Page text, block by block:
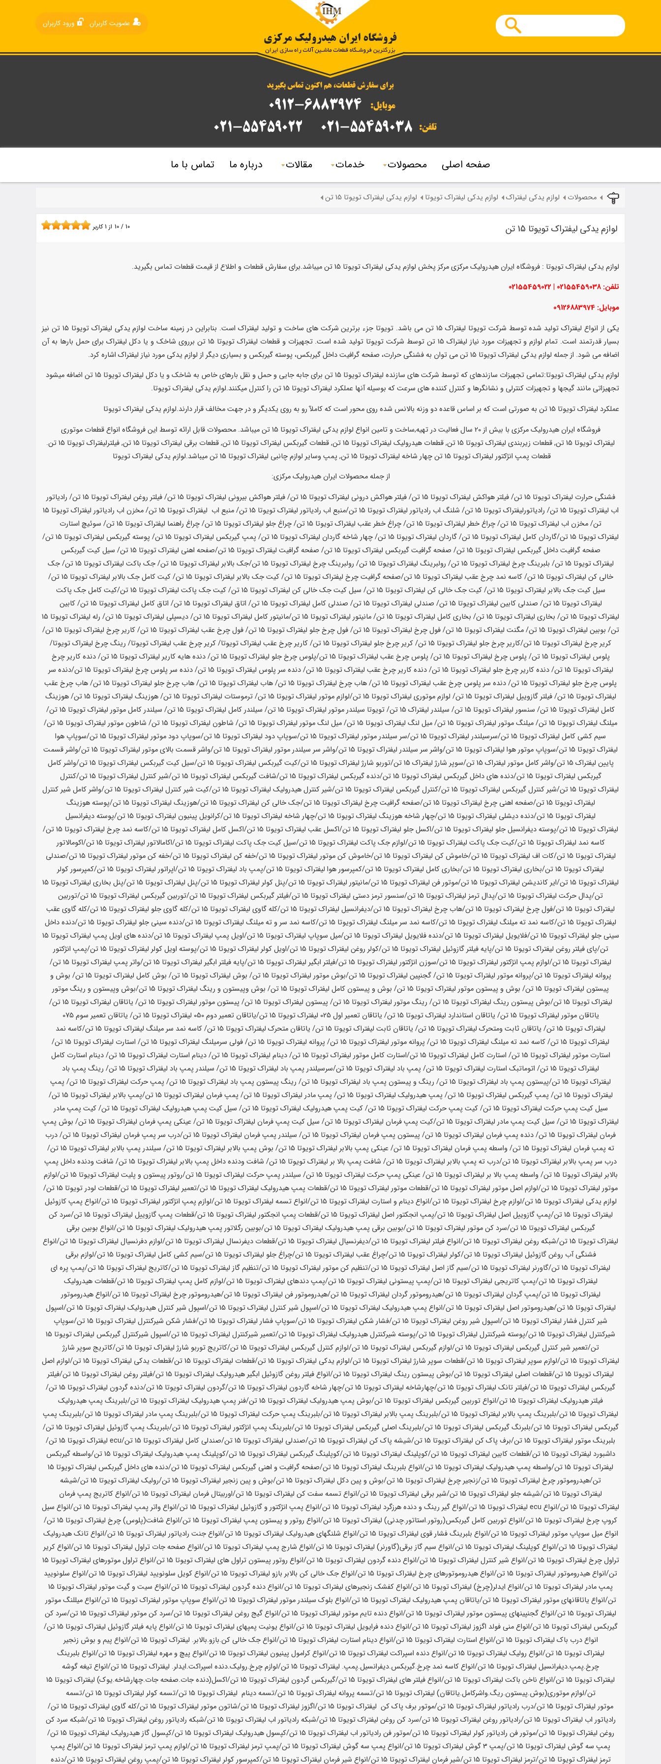
ورود کاربران عضویت کاربران
صفحه اصلی محصولات خدمات مقالات درباره ما تماس با ما
محصولات لوازم یدکی لیفتراک لوازم یدکی لیفتراک تویوتا لوازم یدکی لیفتراک تویوتا 15 تن
لوازم یدکی لیفتراک تویوتا 15 تن 10 / 10 از 1کاربر
لوازم یدکی لیفتراک تویوتا : فروشگاه ایران هیدرولیک مرکزی مرکز پخش لوازم یدکی لیفتراک تویوتا 15 تن میباشد.برای سفارش قطعات و اطلاع از قیمت قطعات تماس بگیرید.
تلفن: 02155459038 | 02155459022
موبایل: 09126883974
یکی از انواع لیفتراک تولید شده توسط شرکت تویوتا لیفتراک 15 تن می باشد. تویوتا جزء برترین شرکت های ساخت و تولید لیفتراک است. بنابراین در زمینه ساخت لوازم یدکی لیفتراک تویوتا 15 تن نیز
بسیار قدرتمند است. تمام لوازم و تجهیزات مورد نیاز لیفتراک 15 تن توسط شرکت تویوتا تولید شده است. تجهیزات و قطعات لیفتراک تویوتا 15 تن برروی شاخک و یا دکل لیفتراک برای حمل بارها به آن
اضافه می شود. از جمله لوازم یدکی لیفتراک تویوتا 15 تن می توان به فشنگی حرارت، صفحه گرافیت داخل گیربکس، پوسته گیربکس و بسیاری دیگر از لوازم یدکی مورد نیاز لیفتراک اشاره کرد.
لوازم یدکی لیفتراک تویوتا:تمامی تجهیزات سازندهای که توسط شرکت های سازنده لیفتراک تویوتا 15 تن برای جابه جایی و حمل و نقل بارهای خاص به شاخک و یا دکل لیفتراک تویوتا 15 تن اضافه میشود
تجهیزاتی مانند گیجها و تجهیزات کنترلی و نشانگرها و کنترل کننده های سرعت که بوسیله آنها عملکرد لیفتراک تویوتا 15 تن را کنترل میکنند.لوازم یدکی لیفتراک تویوتا.
عملکرد لیفتراک تویوتا 15 تن به صورتی است که بر اساس قاعده دو وزنه بالانس شده روی محور است که کاملآ رو به روی یکدیگر و در جهت مخالف قرار دارند.لوازم یدکی لیفتراک تویوتا
فروشگاه ایران هیدرولیک مرکزی با بیش از 20 سال فعالیت در تهیه,ساخت و تامین انواع لوازم یدکی لیفتراک تویوتا 15 تن میباشد. محصولات قابل ارائه توسط این فروشگاه انواع قطعات موتوری
لیفتراک تویوتا 15 تن, قطعات زیربندی لیفتراک تویوتا 15 تن, قطعات هیدرولیک لیفتراک تویوتا 15 تن, قطعات گیربکس لیفتراک تویوتا 15 تن, قطعات برقی لیفتراک تویوتا 15 تن, فیلترلیفتراک تویوتا 15 تن.
قطعات پمپ انژکتور لیفتراک تویوتا 15 تن چهار شاخه لیفتراک تویوتا 15 تن, پمپ وسایر لوازم چانبی لیفتراک تویوتا 15 تن میباشد.لوازم یدکی لیفتراک تویوتا
از جمله محصولات ایران هیدرولیک مرکزی:
فشنگی حرارت لیفتراک تویوتا 15 تن/ فیلتر هواکش لیفتراک تویوتا
15 تن / فیلتر هواکش درونی لیفتراک تویوتا 15 تن / فیلتر هواکش بیرونی لیفتراک تویوتا 15 تن / فیلتر روغن لیفتراک تویوتا 15 تن
/ رادیاتور
اب لیفتراک تویوتا 15 تن / رادیاتورلیفتراک تویوتا 15 تن / شلنگ اب رادیاتور لیفتراک تویوتا 15 تن /منبع اب رادیاتور لیفتراک تویوتا 15 تن / منبع اب لیفتراک تویوتا 15 تن / مخزن اب رادیاتور لیفتراک تویوتا 15
تن/ مخزن اب لیفتراک تویوتا / چراغ خطر لیفتراک تویوتا / چراغ خطر عقب لیفتراک تویوتا / چراغ جلو لیفتراک تویوتا / چراغ راهنما لیفتراک تویوتا
/ سوئیچ استارت
لیفتراک تویوتا
/گاردان کامل لیفتراک تویوتا / گاردان لیفتراک تویوتا / چهار شاخه گاردان لیفتراک تویوتا / پمپ گیربکس لیفتراک تویوتا / پوسته گیربکس لیفتراک تویوتا
/
صفحه گرافیت داخل گیربکس لیفتراک تویوتا 15 تن / صفحه گرافیت گیربکس لیفتراک تویوتا 15 تن / صفحه گرافیت لیفتراک تویوتا 15 تن /صفحه اهنی لیفتراک تویوتا 15 تن
/ سیل کیت گیربکس
لیفتراک تویوتا 15 تن / بلبرینگ چرخ لیفتراک تویوتا 15 تن / رولبرینگ لیفتراک تویوتا 15 تن / رولبرینگ چرخ لیفتراک تویوتا 15 تن /جک بالابر لیفتراک تویوتا 15 تن / جک باکت لیفتراک تویوتا 15 تن
/ جک
خالی کن لیفتراک تویوتا 15 تن / کاسه نمد چرخ عقب لیفتراک تویوتا 15 تن /صفحه گرافیت چرخ لیفتراک تویوتا 15 تن / کیت جک بالابر لیفتراک تویوتا 15 تن / کیت کامل جک بالابر لیفتراک تویوتا 15 تن
/
سیل کیت جک بالابر لیفتراک تویوتا 15 تن / کیت جک خالی کن لیفتراک تویوتا 15 تن / سیل کیت جک خالی کن لیفتراک تویوتا 15 تن / کیت جک پاکت لیفتراک تویوتا 15 تن
/کیت کامل جک پاکت
لیفتراک تویوتا 15 تن / صندلی کابین لیفتراک تویوتا 15 تن / صندلی لیفتراک تویوتا 15 تن / صندلی کامل لیفتراک تویوتا 15 تن / اتاق لیفتراک تویوتا 15 تن / اتاق کامل لیفتراک تویوتا 15 تن
/ کابین
لیفتراک تویوتا
/ بخاری لیفتراک تویوتا / بخاری کامل لیفتراک تویوتا / مانیتور لیفتراک تویوتا /مانیتور کامل لیفتراک تویوتا / دیسپلی لیفتراک تویوتا / رله لیفتراک تویوتا 15
تن/ بوبین لیفتراک تویوتا 15 تن / مگنت لیفتراک تویوتا 15 تن / فول چرخ لیفتراک تویوتا 15 تن / فول چرخ جلو لیفتراک تویوتا 15 تن / فول چرخ عقب لیفتراک تویوتا 15 تن / کاریر چرخ لیفتراک تویوتا 15 تن
/
کریر چرخ لیفتراک تویوتا
/کاریر چرخ جلو لیفتراک تویوتا / کریر چرخ جلو لیفتراک تویوتا
/ کاریر چرخ عقب لیفتراک تویوتا/ کریر چرخ عقب لیفتراک تویوتا/ رینگ چرخ لیفتراک تویوتا/
پلوس لیفتراک تویوتا 15 تن / پلوس چرخ لیفتراک تویوتا 15 تن / پلوس چرخ عقب لیفتراک تویوتا 15 تن /پلوس چرخ جلو لیفتراک تویوتا 15 تن / دنده هایه کاریر لیفتراک تویوتا 15 تن
/ دنده کاریر چرخ
لیفتراک تویوتا 15 تن / دنده کاریر چرخ جلو لیفتراک تویوتا 15 تن / دنده کاریر چرخ عقب لیفتراک تویوتا 15 تن / دنده سر پلوس لیفتراک تویوتا 15 تن / دنده سر پلوس چرخ لیفتراک تویوتا 15 تن
/دنده سر
پلوس چرخ جلو لیفتراک تویوتا
/ دنده سر پلوس چرخ عقب لیفتراک تویوتا / هاب چرخ لیفتراک تویوتا / هاب لیفتراک تویوتا / هاب چرخ جلو لیفتراک تویوتا
/ هاب چرخ عقب
لیفتراک تویوتا 15 تن / فیلتر گازوییل لیفتراک تویوتا 15 تن / لوازم موتوری لیفتراک تویوتا 15 تن /لوازم موتور لیفتراک تویوتا 15 تن / ترموستات لیفتراک تویوتا 15 تن / هوزینگ لیفتراک تویوتا 15 تن
/ هوزینگ
کامل لیفتراک تویوتا
/ سنسور لیفتراک تویوتا / سیلندر لیفتراک15 تن / تویوتا سیلندر موتور لیفتراک تویوتا / سیلندر کامل لیفتراک تویوتا / سیلندر کامل موتور لیفتراک تویوتا
/
میلنگ لیفتراک تویوتا
/ میلنگ موتور لیفتراک تویوتا / میل لنگ لیفتراک تویوتا / میل لنگ موتور لیفتراک تویوتا / شاطون لیفتراک تویوتا / شاطون موتور لیفتراک تویوتا
/
سیم کشی کامل لیفتراک تویوتا
/سرسیلندر لیفتراک تویوتا /سر سیلندر موتور لیفتراک تویوتا /سوپاپ دود لیفتراک تویوتا /سوپاپ دود موتور لیفتراک تویوتا
/سوپاپ هوا
لیفتراک تویوتا
/سوپاپ موتور هوا لیفتراک تویوتا /واشر سر سیلندر لیفتراک تویوتا /واشر سر سیلندر موتور لیفتراک تویوتا /واشر قسمت بالای موتور لیفتراک تویوتا
/واشر قسمت
پایین لیفتراک15 تن /واشر کامل موتور لیفتراک15 تن /سوپر شارژ لیفتراک15 تن /توربو شارژ لیفتراک تویوتا 15 تن /کیت گیربکس لیفتراک تویوتا 15 تن /سیل کیت گیربکس لیفتراک تویوتا 15 تن
/واشر کامل
گیربکس لیفتراک تویوتا 15 تن /دنده های داخل گیربکس لیفتراک تویوتا 15 تن /دنده گیربکس لیفتراک تویوتا 15 تن /شافت گیربکس لیفتراک تویوتا 15 تن /شیر کنترل لیفتراک تویوتا 15 تن
/کنترل
لیفتراک تویوتا
/شیر کنترل گیربکس لیفتراک تویوتا /کنترل گیربکس لیفتراک تویوتا /شیر کنترل هیدرولیک لیفتراک تویوتا /کیت شیر کنترل لیفتراک تویوتا
/واشر کامل شیر کنترل
لیفتراک تویوتا 15 تن /صفحه اهنی چرخ لیفتراک تویوتا 15 تن /صفحه گرافیت چرخ لیفتراک تویوتا 15 تن /جک خالی کن لیفتراک تویوتا 15 تن /هوزینگ لیفتراک تویوتا 15 تن
/پوسته هوزینگ
لیفتراک تویوتا
/دنده دیشلی لیفتراک تویوتا /چهار شاخه هوزینگ لیفتراک تویوتا /چهار شاخه لیفتراک تویوتا /کرانویل پینیون لیفتراک تویوتا
/پوسته دیفرانسیل
لیفتراک تویوتا
/پوسته دیفرانسیل جلو لیفتراک تویوتا /اکسل جلو لیفتراک تویوتا /اکسل عقب لیفتراک تویوتا /اکسل کامل لیفتراک تویوتا /کاسه نمد چرخ لیفتراک تویوتا
/
کاسه نمد لیفتراک تویوتا 15 تن /کیت جک پاکت لیفتراک تویوتا 15 تن /لوازم جک پاکت لیفتراک تویوتا 15 تن /سیل کیت جک پاکت لیفتراک تویوتا 15 تن /اکامالاتور لیفتراک تویوتا 15 تن
/اکومالاتور
لیفتراک تویوتا 15 تن /کات اف لیفتراک تویوتا 15 تن /خاموش کن لیفتراک تویوتا 15 تن /خاموش کن موتور لیفتراک تویوتا 15 تن /خفه کن لیفتراک تویوتا 15 تن /خفه کن موتور لیفتراک تویوتا 15 تن
/صندلی
لیفتراک تویوتا
/بخاری لیفتراک تویوتا /بخاری کامل لیفتراک تویوتا /کمپرسور هوا لیفتراک تویوتا /پمپ باد لیفتراک تویوتا /اپراتور لیفتراک تویوتا
/کمپرسور کولر
لیفتراک تویوتا
/ایر کاندیشن لیفتراک تویوتا /موتور فن لیفتراک تویوتا /مانیتور لیفتراک تویوتا /پنل کولر لیفتراک تویوتا /پنل لیفتراک تویوتا /پنل بخاری لیفتراک تویوتا 15
تن/پدال حرکت لیفتراک تویوتا /پدال ترمز لیفتراک تویوتا /سنسور ترمز دستی لیفتراک تویوتا /فیلتر گیربکس لیفتراک تویوتا /توربین گیربکس لیفتراک تویوتا
/توربین
لیفتراک تویوتا
/فول چرخ لیفتراک تویوتا /هاب چرخ لیفتراک تویوتا /دیفرانسیل لیفتراک تویوتا /کله گاوی لیفتراک تویوتا /کله گاوی جلو لیفتراک تویوتا
/کله گاوی عقب
لیفتراک تویوتا
/کاسه نمد ته میلنگ لیفتراک تویوتا /کاسه نمد سر میلنگ لیفتراک تویوتا /کاسه نمد سر و ته میلنگ لیفتراک تویوتا /دنده سینی جلو لیفتراک تویوتا
/دنده داخل
سینی جلو لیفتراک تویوتا 15 تن /فلایویل لیفتراک تویوتا 15 تن /دنده فلایویل لیفتراک تویوتا 15 تن /میل سوپاپ لیفتراک تویوتا 15 تن /اویل پمپ لیفتراک تویوتا 15 تن /دنده های اویل پمپ لیفتراک تویوتا 15
تن/پای فیلتر روغن لیفتراک تویوتا 15 تن /پایه فیلتر گازوئیل لیفتراک تویوتا 15 تن /کولر روغن لیفتراک تویوتا 15 تن /اویل کولر لیفتراک تویوتا 15 تن /پوسته اویل کولر لیفتراک تویوتا 15 تن
/پمپ انژکتور
لیفتراک تویوتا
/لوازم پمپ انژکتور لیفتراک تویوتا /سوزن انژکتور لیفتراک تویوتا /فیلتر ابگیر لیفتراک تویوتا /پایه فیلتر ابگیر لیفتراک تویوتا /واتر پمپ لیفتراک تویوتا
/
پروانه لیفتراک تویوتا 15 تن/ پروانه موتور لیفتراک تویوتا 15 تن / گجنپین لیفتراک تویوتا 15 تن /بوش موتور لیفتراک تویوتا 15 تن / بوش لیفتراک تویوتا 15 تن / بوش کامل لیفتراک تویوتا 15 تن
/ بوش و
پیستون لیفتراک تویوتا
/ بوش و پیستون موتور لیفتراک تویوتا / بوش و پیستون کامل لیفتراک تویوتا / بوش وپیستون و رینگ لیفتراک تویوتا
/بوش وپیستون و رینگ موتور
لیفتراک تویوتا 15 تن /بوش پیستون رینگ لیفتراک تویوتا 15 تن / رینگ موتور لیفتراک تویوتا 15 تن / پیستون لیفتراک تویوتا 15 تن / پیستون موتور لیفتراک تویوتا 15 تن / یاتاقان لیفتراک تویوتا 15 تن
/
یاتاقان موتور لیفتراک تویوتا 15 تن / یاتاقان استاندارد لیفتراک تویوتا 15 تن / یاتاقان تعمیر اول 025 لیفتراک تویوتا 15 تن /یاتاقان تعمیر دوم 050 لیفتراک تویوتا 15 تن
/ یاتاقان تعمیر سوم 075
لیفتراک تویوتا
/ یاتاقان ثابت ومتحرک لیفتراک تویوتا / یاتاقان ثابت لیفتراک تویوتا / یاتاقان متحرک لیفتراک تویوتا / کاسه نمد سر میلنگ لیفتراک تویوتا
/کاسه نمد
لیفتراک تویوتا
/ کاسه نمد ته میلنگ لیفتراک تویوتا / پروانه موتور لیفتراک تویوتا / پروانه لیفتراک تویوتا / فولی سرمیلنگ لیفتراک تویوتا / استارت لیفتراک تویوتا
/
استارت موتور لیفتراک تویوتا 15 تن / استارت کامل لیفتراک تویوتا 15 تن /استارت کامل موتور لیفتراک تویوتا 15 تن / دینام لیفتراک تویوتا 15 تن / دینام استارت لیفتراک تویوتا 15 تن
/ دینام استارت کامل
لیفتراک تویوتا
/ اتوماتبک استارت لیفتراک تویوتا / پمپ باد لیفتراک تویوتا /سرسیلندر پمپ باد لیفتراک تویوتا / سیلندر پمپ باد لیفتراک تویوتا
/ رینگ پمپ باد
لیفتراک تویوتا
/پیستون پمپ باد لیفتراک تویوتا / رینگ و پیستون پمپ باد لیفتراک تویوتا / رینگ پیستون پمپ باد لیفتراک تویوتا / پمپ حرکت لیفتراک تویوتا
/ پمپ
لیفتراک تویوتا 15 تن / پمپ گیربکس لیفتراک تویوتا 15 تن / پمپ هیدرولیک لیفتراک تویوتا 15 تن / پمپ مادر لیفتراک تویوتا 15 تن / پمپ فرمان لیفتراک تویوتا 15 تن /پمپ بالابر لیفتراک تویوتا 15 تن
/
سیل کیت پمپ حرکت لیفتراک تویوتا 15 تن / کیت پمپ حرکت لیفتراک تویوتا 15 تن / کیت پمپ هیدرولیک لیفتراک تویوتا 15 تن / سیل کیت پمپ هیدرولیک لیفتراک تویوتا 15 تن
/ کیت پمپ مادر
لیفتراک تویوتا
/ سیل کیت پمپ مادر لیفتراک تویوتا /کیت پمپ فرمان لیفتراک تویوتا / سیل کیت پمپ فرمان لیفتراک تویوتا / عینکی پمپ فرمان لیفتراک تویوتا
/ بوش پمپ
فرمان لیفتراک تویوتا
/ دنده پمپ فرمان لیفتراک تویوتا / پیستون پمپ فرمان لیفتراک تویوتا / سیلندر پمپ فرمان لیفتراک تویوتا /درب سر پمپ فرمان لیفتراک تویوتا
/ درب
ته پمپ فرمان لیفتراک تویوتا 15 تن / واسطه پمپ فرمان لیفتراک تویوتا 15 تن / عینکی پمپ بالابر لیفتراک تویوتا 15 تن / بوش پمپ بالابر لیفتراک تویوتا 15 تن / سیلندر پمپ بالابر لیفتراک تویوتا 15 تن
/
درب سر پمپ بالابر لیفتراک تویوتا
/درب ته پمپ بالابر لیفتراک تویوتا / شافت پمپ بالا بر لیفتراک تویوتا / شافت ودنده داخل پمپ بالابر لیفتراک تویوتا
/ شافت ودنده داخل پمپ
بالابر لیفتراک تویوتا 15 تن / واسطه پمپ بالا بر لیفتراک تویوتا 15 تن / عینکی پمپ حرکت لیفتراک تویوتا 15 تن / سیلندر پمپ حرکت لیفتراک تویوتا 15 تن /روتور پیستون و پلیت لیفتراک تویوتا 15 تن
/لوازم
موتور لیفتراک تویوتا
/لوازم اصل موتور لیفتراک تویوتا /قطعات موتور لیفتراک تویوتا /قطعات پمپ هیدرولیک لیفتراک تویوتا /تعمیر لیفتراک تویوتا /قطعات لودر تویوتا
/
لوازم یدکی لیفتراک تویوتا 15 تن /لوازم چرخ لیفتراک تویوتا 15 تن /انواع دینام و استارت لیفتراک تویوتا 15 تن /انواع تسمه لیفتراک تویوتا 15 تن /لوازم پمپ انژکتور لیفتراک تویوتا 15 تن
/انواع پمپ کازوئیل
لیفتراک تویوتا 15 تن /پمپ گازوییل اصل لیفتراک تویوتا 15 تن /پمپ انجکتور اصل لیفتراک تویوتا 15 تن /قطعات پمپ انجکتور لیفتراک تویوتا 15 تن /قطعات پمپ گازوییل لیفتراک تویوتا 15 تن
/سرد کن
گیربکس لیفتراک تویوتا 15 تن /سرد کن موتور لیفتراک تویوتا 15 تن /بوبین برقی پمپ هیدرولیک لیفتراک تویوتا 15 تن /بوبین رگلاتور پمپ هیدرولیک لیفتراک تویوتا 15 تن
/انواع بوبین برقی
لیفتراک تویوتا
/شبکه روغن لیفتراک تویوتا /انواع فیلتر لیفتراک تویوتا /دیفرنسیال لیفتراک تویوتا /قطعات دیفرنسال لیفتراک تویوتا /لوازم دفرنسیال لیفتراک تویوتا
/انواع
فشنگی آب روغن گازوئیل لیفتراک تویوتا 15 تن /کولر لیفتراک تویوتا 15 تن /چراغ عقب لیفتراک تویوتا 15 تن /چراغ جلو لیفتراک تویوتا 15 تن /سیم کشی کامل لیفتراک تویوتا 15 تن
/لوازم برقی
لیفتراک تویوتا
/گاورنر لیفتراک تویوتا /سیم گاز اصل لیفتراک تویوتا /تنظیم کن موتور لیفتراک تویوتا /تنظیم گاز لیفتراک تویوتا /کاتریج لیفتراک تویوتا
/پمپ پره ای
لیفتراک تویوتا 15 تن /پمپ کاتریجی لیفتراک تویوتا 15 تن /پمپ پیستونی لیفتراک تویوتا 15 تن /پمپ دندهای لیفتراک تویوتا 15 تن /لوازم کامل پمپ لیفتراک تویوتا 15 تن
/قطعات هیدرولیک
لیفتراک تویوتا 15 تن /پمپ گردان لیفتراک تویوتا 15 تن /هیدروموتور گردان لیفتراک تویوتا 15 تن /هیدروموتور فن لیفتراک تویوتا 15 تن /هیدروموتور چرخ لیفتراک تویوتا 15 تن
/انواع هیدروموتور
لیفتراک تویوتا 15 تن /هیدروموتور اصل لیفتراک تویوتا 15 تن /انواع پمپ هیدرولیک لیفتراک تویوتا 15 تن /اسپول شیر کنترل لیفتراک تویوتا 15 تن /اسپول شیر کنترل هیدرولیک لیفتراک تویوتا 15 تن
/اسپول
شیر کنترل فشار لیفتراک تویوتا
/اسپول شیر روغن لیفتراک تویوتا /فشار شکن لیفتراک تویوتا /سوپاپ فشار لیفتراک تویوتا /فشار شکن شیرکنترل لیفتراک تویوتا
/سوپاپ
شیرکنترل لیفتراک تویوتا
/پوسته شیرکنترل لیفتراک تویوتا /پوسته شیرکنترل هیدرولیک لیفتراک تویوتا /تعمیر شیرکنترل لیفتراک تویوتا /اسپول شیرکنترل گیربکس لیفتراک تویوتا 15
تن/تعمیر شیر کنترل گیربکس لیفتراک تویوتا 15 تن /لوازم گیربکس لیفتراک تویوتا 15 تن /لوازم کنترل گیربکس لیفتراک تویوتا 15 تن /کاتریج توربو شارژ لیفتراک تویوتا 15 تن
/کاتریج سوپر شارژ
لیفتراک تویوتا
/لوازم سوپر لیفتراک تویوتا /قطعات سوپر شارژ لیفتراک تویوتا /لوازم یدکی لیفتراک تویوتا /قطعات لیفتراک تویوتا /قطعات یدکی لیفتراک تویوتا
/لوازم اصل
لیفتراک تویوتا
/قطعات اصلی لیفتراک تویوتا /بوش پیستون رینگ لیفتراک تویوتا /انواع فیلتر روغن گازوئیل ابگیر هیدرولیک لیفتراک تویوتا /فیلتر روغن لیفتراک تویوتا
/فیلتر
گیربکس لیفتراک تویوتا
/فیلتر تانک لیفتراک تویوتا /چهارشاخه لیفتراک تویوتا /چهار شاخه گاردون لیفتراک تویوتا /گردون لیفتراک تویوتا /دنده گردون لیفتراک تویوتا
/
فیلتر هیدرولیک لیفتراک تویوتا
/انواع توربین گیربکس لیفتراک تویوتا /بوش پمپ هیدرولیک لیفتراک تویوتا /فنر پمپ هیدرولیک لیفتراک تویوتا
/بلبرینگ پمپ هیدرولیک
لیفتراک تویوتا
/بلبرینگ پمپ بالابر لیفتراک تویوتا /بلبرینگ پمپ بالابر لیفتراک تویوتا /بلبرینگ پمپ حرکت لیفتراک تویوتا /بلبرینگ پمپ مادر لیفتراک تویوتا
/بلبرینگ پمپ
گیربکس لیفتراک تویوتا 15 تن /بلبرنگ گیربکس لیفتراک تویوتا 15 تن /بلبرینگ اصلی گیربکس لیفتراک تویوتا 15 تن /بلبرینگ پمپ انژکتور لیفتراک تویوتا 15 تن /بلبرینگ پمپ گازوئیل لیفتراک تویوتا 15 تن
/
بلبرینگ موتور لیفتراک تویوتا
/برف پاک کن لیفتراک تویوتا /شیشه پاک کن لیفتراک تویوتا /صندلی لیفتراک تویوتا /صندلی کامل لیفتراک تویوتا /ecu لیفتراک تویوتا
/
داشبورد لیفتراک تویوتا 15 تن /قطعات کابین لیفتراک تویوتا 15 تن /کوپلینگ لیفتراک تویوتا 15 تن /کوپلینگ گیربکس لیفتراک تویوتا 15 تن /کوپلینگ پمپ هیدرولیک لیفتراک تویوتا 15 تن
/واسطه گیربکس
لیفتراک تویوتا
/واسطه پمپ هیدرولیک لیفتراک تویوتا /انواع بلبرینگ لیفتراک تویوتا /صفحه گرافیت و اهنی گیربکس لیفتراک تویوتا /دنده های داخل گیربکس لیفتراک تویوتا 15
تن/هیدروموتور چرخ لیفتراک تویوتا /زنجیر چرخ لیفتراک تویوتا /بوش و پین دکل لیفتراک تویوتا /بوش و پین زنجیر لیفتراک تویوتا /رولیک لیفتراک تویوتا
/شیشه
لیفتراک تویوتا
/شیشه جلو لیفتراک تویوتا /شیر برقی لیفتراک تویوتا /انواع تسمه سفت کن لیفتراک تویوتا /اوربیتال فرمان لیفتراک تویوتا
/انواع کاتریج پمپ فرمان
لیفتراک تویوتا
/انواع ecu لیفتراک تویوتا /انواع گیر رینگ و دنده هرزگرد لیفتراک تویوتا /انواع پمپ انژکتور و گازوئیل لیفتراک تویوتا /انواع واتر پمپ لیفتراک تویوتا
/انواع سیل
کروپ چرخ لیفتراک تویوتا
/انواع توربین کامل گیربکس(روتور.استاتور.چدنی) لیفتراک تویوتا /انواع روتور و پیستون پمپ لیفتراک تویوتا /انواع شافت(پلوس) چرخ لیفتراک تویوتا
/
انواع میل سوپاپ موتور لیفتراک تویوتا 15 تن /انواع بلبرینگ فشار قوی لیفتراک تویوتا 15 تن /انواع شلنگهای هیدرولیک لیفتراک تویوتا 15 تن /انواع جنت رادیاتور لیفتراک تویوتا 15 تن
/انواع تانک هیدرولیک
لیفتراک تویوتا
/انواع کوپلینگ لیفتراک تویوتا /انواع سیم گاز برقی(گاورنر) لیفتراک تویوتا /انواع شارج پمپ لیفتراک تویوتا /انواع صفحه جات تراول لیفتراک تویوتا
/انواع کریر
تراول چرخ لیفتراک تویوتا 15 تن /انواع شیر کنترل لیفتراک تویوتا 15 تن /انواع دنده گردون لیفتراک تویوتا 15 تن /انواع روتور پیستون تراول های لیفتراک تویوتا 15 تن /انواع تراول موتورهای لیفتراک تویوتا 15
تن/انواع هیدروموتور لیفتراک تویوتا /انواع هیدروموتورهای چرخ لیفتراک تویوتا /انواع جک خالی کن بالابر بازو لیفتراک تویوتا /انواع کویل سلونویید لیفتراک تویوتا
/انواع سلونویید
پمپ مادر لیفتراک تویوتا
/انواع ایدلر(چرخ) لیفتراک تویوتا /انواع کفشک زنجیرهای لیفتراک تویوتا /انواع دنده گردون لیفتراک تویوتا /انواع سیت و گیت موتور لیفتراک تویوتا 15
تن/انواع یاتاقانهای موتور لیفتراک تویوتا 15 تن /یاتاقان پمپ هیدرولیک لیفتراک تویوتا 15 تن /انواع بلوک سیلندر موتور لیفتراک تویوتا 15 تن /انواع سوپاپ موتور لیفتراک تویوتا 15 تن
/انواع میللنگ موتور
لیفتراک تویوتا
/انواع گجنپینهای پیستون موتور لیفتراک تویوتا /انواع دنده تایم موتور لیفتراک تویوتا /انواع گیج روغن لیفتراک تویوتا /سرد کن موتور لیفتراک تویوتا
/سرد کن
گیربکس لیفتراک تویوتا 15 تن /انواع منی فولد اگزوز لیفتراک تویوتا 15 تن /انواع دنده فرایویل لیفتراک تویوتا 15 تن /انواع یونیت پمپهای لیفتراک تویوتا 15 تن /انواع پایه فیلتر گازوئیل لیفتراک تویوتا 15 تن
/
انواع درب باک لیفتراک تویوتا 15 تن /انواع استارت لیفتراک تویوتا 15 تن /انواع دینام استارت لیفتراک تویوتا 15 تن /انواع جک خالی کن.بازو.بالابر. لیفتراک تویوتا 15 تن
/انواع پیم و بوش زنجیر
لیفتراک تویوتا 15 تن /انواع رولیک لیفتراک تویوتا 15 تن /انواع دنده اسپراکت لیفتراک تویوتا 15 تن /انواع کرامول پینیون لیفتراک تویوتا 15 تن /انواع پیچ و مهره لیفتراک تویوتا 15 تن
/انواع بلبرینگ
چرخ.پمپ.دیفرانسیل لیفتراک تویوتا
/انواع کاسه نمد چرخ.گیربکس.دیفرانسیل.پمپ. لیفتراک تویوتا /لوازم چرخ.رولیک.دنده اسپراکت.ایدلر. لیفتراک تویوتا
/انواع تیغه گوشه
لیفتراک تویوتا
/انواع ناخن باکت لیفتراک تویوتا /انواع فیلتر های لیفتراک تویوتا /گیربکس گردون لیفتراک تویوتا /اکسل(دنده جات.صفحه جات.چهارشاخه.یوک) لیفتراک تویوتا 15
تن/لوازم موتوری(بوش.پیستون.ریگ.واشرکامل.یاتاقان) لیفتراک تویوتا 15 تن /تسمه پروانه لیفتراک تویوتا 15 تن /تسمه دینام لیفتراک تویوتا 15 تن /تسمه کولر لیفتراک تویوتا 15 تن
/تسمه
موتور لیفتراک تویوتا
/درب رادیاتور لیفتراک تویوتا /موتور برف پاک کن لیفتراک تویوتا /اگزوز لیفتراک تویوتا /شاتون موتور لیفتراک تویوتا /کله گاوی لیفتراک تویوتا
/
رادیاتور اب لیفتراک تویوتا 15 تن /رادیاتور روغن لیفتراک تویوتا 15 تن /سرد کن روغن لیفتراک تویوتا 15 تن /شبکه رادیاتور اب لیفتراک تویوتا 15 تن /شبکه رادیاتور روغن لیفتراک تویوتا 15 تن
/شبکه سرد کن
روغن لیفتراک تویوتا 15 تن /موتور فن رادیاتور کولر لیفتراک تویوتا 15 تن /موتور فن رادیاتور اب لیفتراک تویوتا 15 تن /کپسول هیدرولیک لیفتراک تویوتا 15 تن /کپسول گاز هیدرولیک لیفتراک تویوتا 15 تن
/
پمپ سه گوش لیفتراک تویوتا
/پمپ 3 گوش لیفتراک تویوتا /انواع پمپ سه گوش لیفتراک تویوتا /پمپ ترمز لیفتراک تویوتا /لوازم پمپ ترمز لیفتراک تویوتا
/انواع پمپ
ترمز لیفتراک تویوتا 15 تن /ترمز لیفتراک تویوتا 15 تن /شیر فرمان لیفتراک تویوتا 15 تن /انواع شیر فرمان لیفتراک تویوتا 15 تن /کمپرسور کولر لیفتراک تویوتا 15 تن /پمپ روغن لیفتراک تویوتا 15 تن /دنده